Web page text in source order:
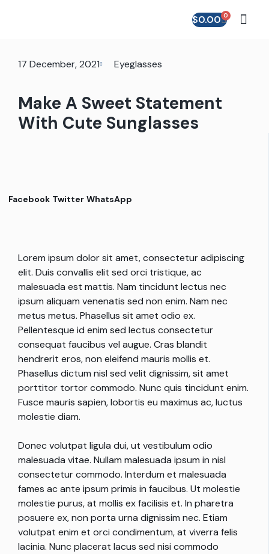
$0.00 0
17 December, 2021 Eyeglasses
Make A Sweet Statement
With Cute Sunglasses
Facebook Twitter WhatsApp
Lorem ipsum dolor sit amet, consectetur adipiscing
elit. Duis convallis elit sed orci tristique, ac
malesuada est mattis. Nam tincidunt lectus nec
ipsum aliquam venenatis sed non enim. Nam nec
metus metus. Phasellus sit amet odio ex.
Pellentesque id enim sed lectus consectetur
consequat faucibus vel augue. Cras blandit
hendrerit eros, non eleifend mauris mollis et.
Phasellus dictum nisl sed velit dignissim, sit amet
porttitor tortor commodo. Nunc quis tincidunt enim.
Fusce mauris sapien, lobortis eu maximus ac, luctus
molestie diam.
Donec volutpat ligula dui, ut vestibulum odio
malesuada vitae. Nullam malesuada ipsum in nisl
consectetur commodo. Interdum et malesuada
fames ac ante ipsum primis in faucibus. Ut molestie
molestie purus, at mollis ex facilisis et. In pharetra
posuere ex, non porta urna dignissim nec. Etiam
volutpat enim et orci condimentum, at viverra felis
lacinia. Nunc placerat lacus sed nisi commodo